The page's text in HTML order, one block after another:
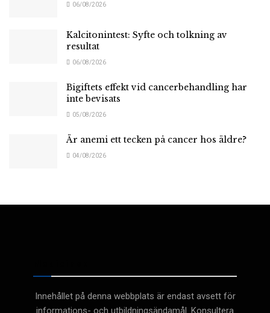
06/08/2026
Kalcitonintest: Syfte och tolkning av
resultat
06/08/2026
Bigiftets effekt vid cancerbehandling har
inte bevisats
05/08/2026
Är anemi ett tecken på cancer hos äldre?
04/08/2026
Innehållet på denna webbplats är endast avsett för
informations- och utbildningsändamål. Konsultera